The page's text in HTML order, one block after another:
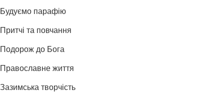
Будуємо парафію
Притчі та повчання
Подорож до Бога
Православне життя
Зазимська творчість